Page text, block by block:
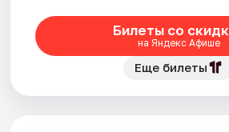
Рейтинги
Билеты со
на Яндекс Афише
Еще билеты